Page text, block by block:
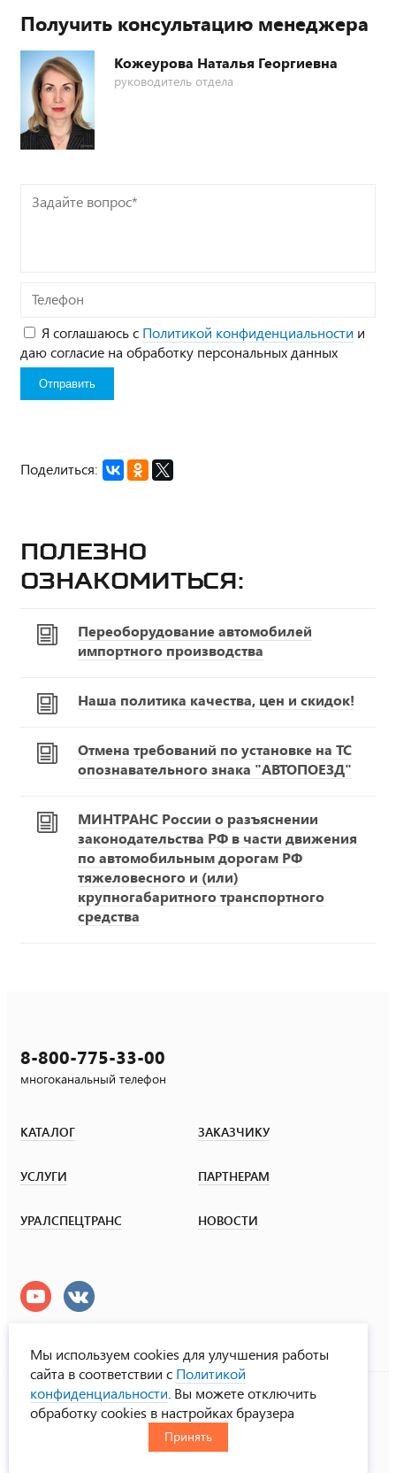
Получить консультацию менеджера
Кожеурова Наталья Георгиевна
руководитель отдела
Задайте
вопрос*
Телефон
Я соглашаюсь с Политикой конфиденциальности и
даю согласие на обработку персональных данных
Поделиться:
Полезно
ознакомиться:
Переоборудование автомобилей
импортного производства
Наша политика качества, цен и скидок!
Отмена требований по установке на ТС
опознавательного знака "АВТОПОЕЗД"
МИНТРАНС России о разъяснении
законодательства РФ в части движения
по автомобильным дорогам РФ
тяжеловесного и (или)
крупногабаритного транспортного
средства
8-800-775-33-00
многоканальный телефон
КАТАЛОГ ЗАКАЗЧИКУ
УСЛУГИ ПАРТНЕРАМ
УРАЛСПЕЦТРАНС НОВОСТИ
УралСпецТранс
© ООО «Урал СТ», 2000-2026
Политика конфиденциальности
CHN
Мы используем cookies для улучшения работы
сайта в соответствии с Политикой
конфиденциальности . Вы можете отключить
обработку cookies в настройках браузера
Принять